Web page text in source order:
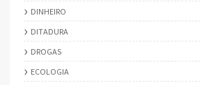
DINHEIRO
DITADURA
DROGAS
ECOLOGIA